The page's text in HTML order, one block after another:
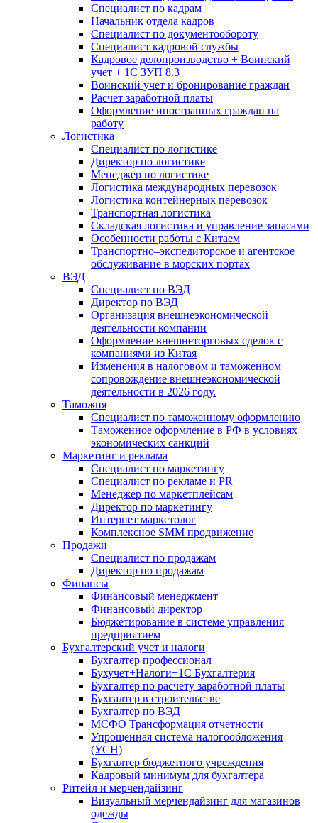
Специалист по кадрам
Начальник отдела кадров
Специалист по документообороту
Специалист кадровой службы
Кадровое делопроизводство + Воинский
учет + 1С ЗУП 8.3
Воинский учет и бронирование граждан
Расчет заработной платы
Оформление иностранных граждан на
работу
Логистика
Специалист по логистике
Директор по логистике
Менеджер по логистике
Логистика международных перевозок
Логистика контейнерных перевозок
Транспортная логистика
Складская логистика и управление запасами
Особенности работы с Китаем
Транспортно–экспедиторское и агентское
обслуживание в морских портах
ВЭД
Специалист по ВЭД
Директор по ВЭД
Организация внешнеэкономической
деятельности компании
Оформление внешнеторговых сделок с
компаниями из Китая
Изменения в налоговом и таможенном
сопровождение внешнеэкономической
деятельности в 2026 году.
Таможня
Специалист по таможенному оформлению
Таможенное оформление в РФ в условиях
экономических санкций
Маркетинг и реклама
Специалист по маркетингу
Специалист по рекламе и PR
Менеджер по маркетплейсам
Директор по маркетингу
Интернет маркетолог
Комплексное SMM продвижение
Продажи
Специалист по продажам
Директор по продажам
Финансы
Финансовый менеджмент
Финансовый директор
Бюджетирование в системе управления
предприятием
Бухгалтерский учет и налоги
Бухгалтер профессионал
Бухучет+Налоги+1С Бухгалтерия
Бухгалтер по расчету заработной платы
Бухгалтер в строительстве
Бухгалтер по ВЭД
МСФО Трансформация отчетности
Упрощенная система налогообложения
(УСН)
Бухгалтер бюджетного учреждения
Кадровый минимум для бухгалтера
Ритейл и мерчендайзинг
Визуальный мерчендайзинг для магазинов
одежды